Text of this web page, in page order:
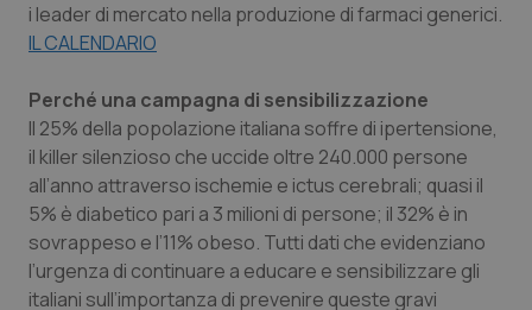
Liguria
Marche
Molise
Piemonte
Disturbi dell’umore
Donna & Salute
Epatiti
HIV
i leader di mercato nella produzione di farmaci generici.
IL CALENDARIO
Perché una campagna di sensibilizzazione
Il 25% della popolazione italiana soffre di ipertensione,
il killer silenzioso che uccide oltre 240.000 persone
all’anno attraverso ischemie e ictus cerebrali; quasi il
5% è diabetico pari a 3 milioni di persone; il 32% è in
sovrappeso e l’11% obeso. Tutti dati che evidenziano
l’urgenza di continuare a educare e sensibilizzare gli
italiani sull’importanza di prevenire queste gravi